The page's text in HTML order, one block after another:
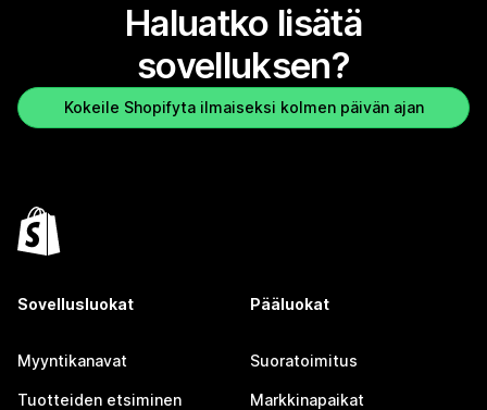
Haluatko lisätä
sovelluksen?
Kokeile Shopifyta ilmaiseksi kolmen päivän ajan
Sovellusluokat
Myyntikanavat
Tuotteiden etsiminen
Pääluokat
Suoratoimitus
Markkinapaikat